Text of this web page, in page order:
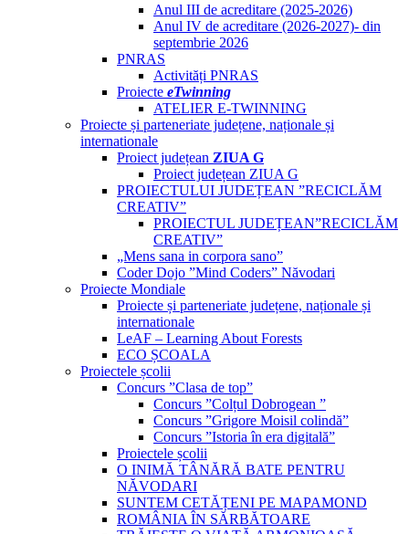
Anul III de acreditare (2025-2026)
Anul IV de acreditare (2026-2027)- din
septembrie 2026
PNRAS
Activități PNRAS
Proiecte eTwinning
ATELIER E-TWINNING
Proiecte și parteneriate județene, naționale și
internationale
Proiect județean ZIUA G
Proiect județean ZIUA G
PROIECTULUI JUDEȚEAN ”RECICLĂM
CREATIV”
PROIECTUL JUDEȚEAN”RECICLĂM
CREATIV”
„Mens sana in corpora sano”
Coder Dojo ”Mind Coders” Năvodari
Proiecte Mondiale
Proiecte și parteneriate județene, naționale și
internationale
LeAF – Learning About Forests
ECO ȘCOALA
Proiectele școlii
Concurs ”Clasa de top”
Concurs ”Colțul Dobrogean ”
Concurs ”Grigore Moisil colindă”
Concurs ”Istoria în era digitală”
Proiectele școlii
O INIMĂ TÂNĂRĂ BATE PENTRU
NĂVODARI
SUNTEM CETĂȚENI PE MAPAMOND
ROMÂNIA ÎN SĂRBĂTOARE